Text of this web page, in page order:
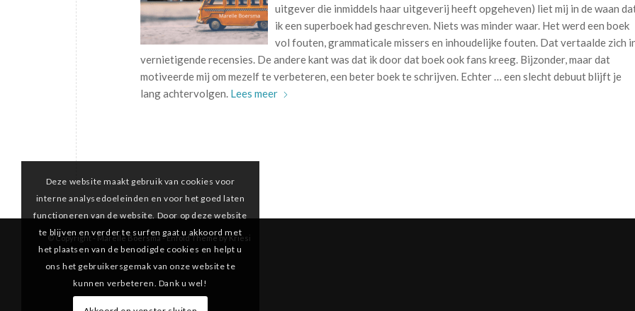
uitgever die inmiddels haar uitgeverij heeft opgeheven) liet mij in de waan
ik een superboek had geschreven. Niets was minder waar. Het werd een boek
vol fouten, grammaticale missers en inhoudelijke fouten. Dat vertaalde zich
vernietigende recensies. De andere kant was dat ik door dat boek ook fans kreeg. Bijzonder, maar dat
motiveerde mij om mezelf te verbeteren, een beter boek te schrijven. Echter … een slecht debuut blijft je
lang achtervolgen. Lees meer
© Copyright - Marelle Boersma -Enfold Theme by Kriesi
Deze website maakt gebruik van cookies voor
interne analysedoeleinden en voor het goed laten
functioneren van de website. Door op deze website
te blijven en verder te surfen gaat u akkoord met
het plaatsen van de benodigde cookies en helpt u
ons het gebruikersgemak van onze website te
kunnen verbeteren. Dank u wel!